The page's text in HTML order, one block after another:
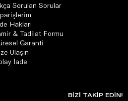
Sorulan Sorular
Hakları
& Tadilat Formu
Garanti
Ulaşın
İade
BİZİ TAKİP EDİN!